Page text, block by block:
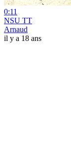
0:11
NSU TT
Arnaud
il y a 18 ans